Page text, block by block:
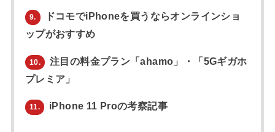
9.
ドコモでiPhoneを買うならオンラインショ
ップがおすすめ
10.
注目の料金プラン「ahamo」・「5Gギガホ
プレミア」
11. iPhone 11 Proの考察記事